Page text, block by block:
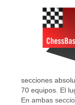
secciones
70 equipos. El
En ambas